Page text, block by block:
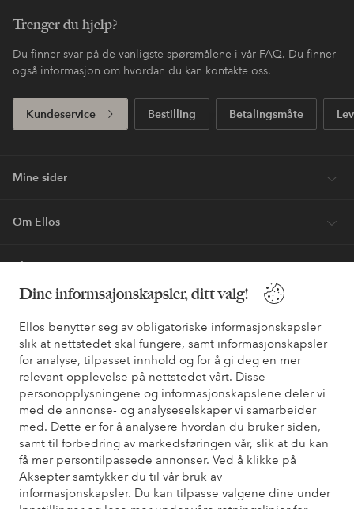
Dine informsajonskapsler, ditt valg!
Ellos benytter seg av obligatoriske informasjonskapsler
slik at nettstedet skal fungere, samt informasjonskapsler
for analyse, tilpasset innhold og for å gi deg en mer
relevant opplevelse på nettstedet vårt. Disse
personopplysningene og informasjonskapslene deler vi
med de annonse- og analyseselskaper vi samarbeider
med. Dette er for å analysere hvordan du bruker siden,
samt til forbedring av markedsføringen vår, slik at du kan
få mer persontilpassede annonser. Ved å klikke på
Aksepter samtykker du til vår bruk av
informasjonskapsler. Du kan tilpasse valgene dine under
Trenger du hjelp?
Du finner svar på de vanligste spørsmålene i vår FAQ. Du finner
også informasjon om hvordan du kan kontakte oss.
Kundeservice Bestilling Betalingsmåte
Mine sider
Om Ellos
Våre tjenester
Venner
Sikre betalinger - Betal direkte eller del opp
Vil du vite mer om våre betalingsalternativer?
elpy elpy